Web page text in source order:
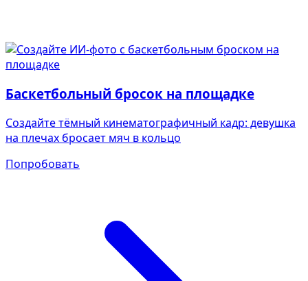
Баскетбольный бросок на площадке
Создайте тёмный кинематографичный кадр: девушка
на плечах бросает мяч в кольцо
Попробовать